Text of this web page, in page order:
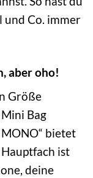
und Co. immer
aber oho!
Größe
Bag
MONO“ bietet
ist
deine